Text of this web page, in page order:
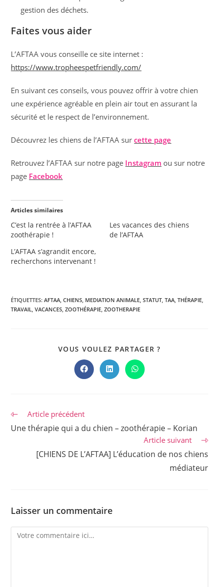
gestion des déchets.
Faites vous aider
L’AFTAA vous conseille ce site internet :
https://www.tropheespetfriendly.com/
En suivant ces conseils, vous pouvez offrir à votre chien
une expérience agréable en plein air tout en assurant la
sécurité et le respect de l’environnement.
Découvrez les chiens de l’AFTAA surcette page
Retrouvez l’AFTAA sur notre page Instagram ou sur notre
page Facebook
Articles similaires
C’est la rentrée à l’AFTAA
zoothérapie !
Les vacances des chiens
de l’AFTAA
L’AFTAA s’agrandit encore,
recherchons intervenant !
ÉTIQUETTES:AFTAA CHIENS MEDIATION ANIMALE STATUT TAA THÉRAPIE
TRAVAIL
VACANCES ZOOTHÉRAPIE ZOOTHERAPIE
VOUS VOULEZ PARTAGER ?
Ouvrir
dans
Ouvrir
dans
Ouvrir
dans
Read
articles
Article précédent
Une thérapie qui a du chien – zoothérapie – Korian
Article suivant
[CHIENS DE L’AFTAA] L’éducation de nos chiens
médiateur
Laisser un commentaire
Comment